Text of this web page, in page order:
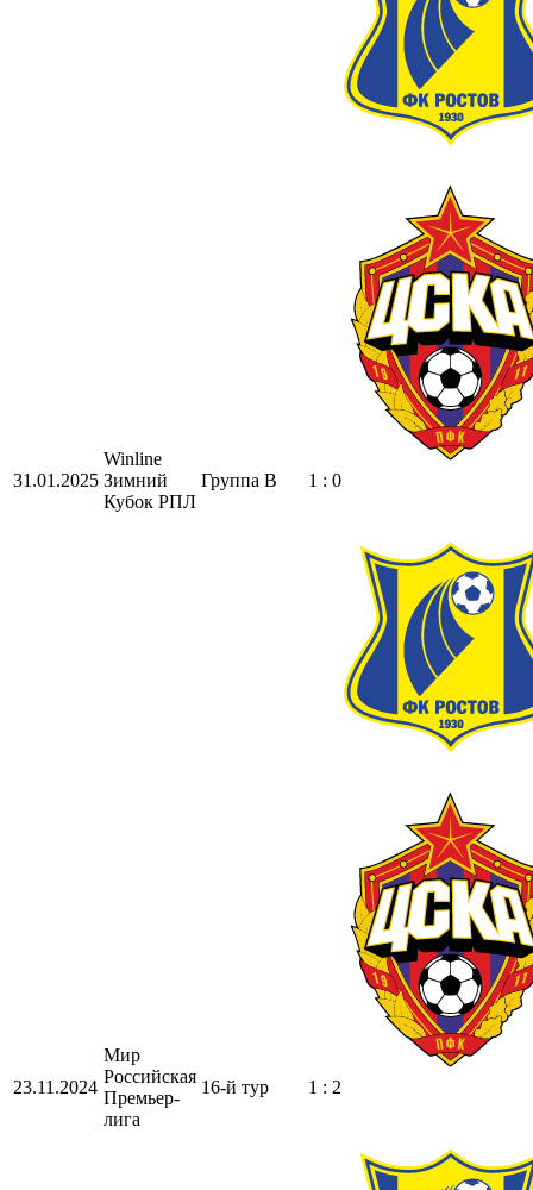
31.01.2025
Winline
Зимний
Кубок РПЛ
Группа B 1 : 0
23.11.2024
Мир
Российская
Премьер-
лига
16-й тур 1 : 2